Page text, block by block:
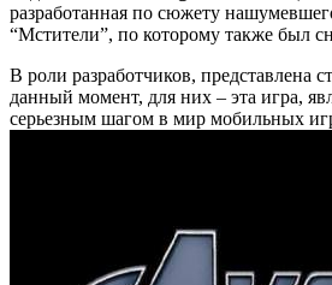
разработанная по сюжету
“Мстители”, по которому также был
В роли разработчиков, представлена
данный момент, для них – эта игра,
серьезным шагом в мир мобильных